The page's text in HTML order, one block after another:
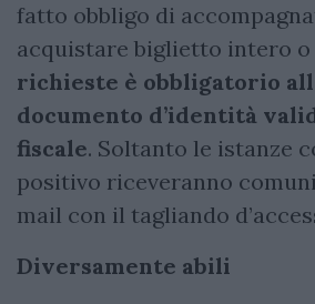
fatto obbligo di
acquistare biglietto intero
richieste è obbligatorio
documento d’identità
fiscale. Soltanto le istanze
positivo riceveranno
mail con il tagliando
Diversamente abili